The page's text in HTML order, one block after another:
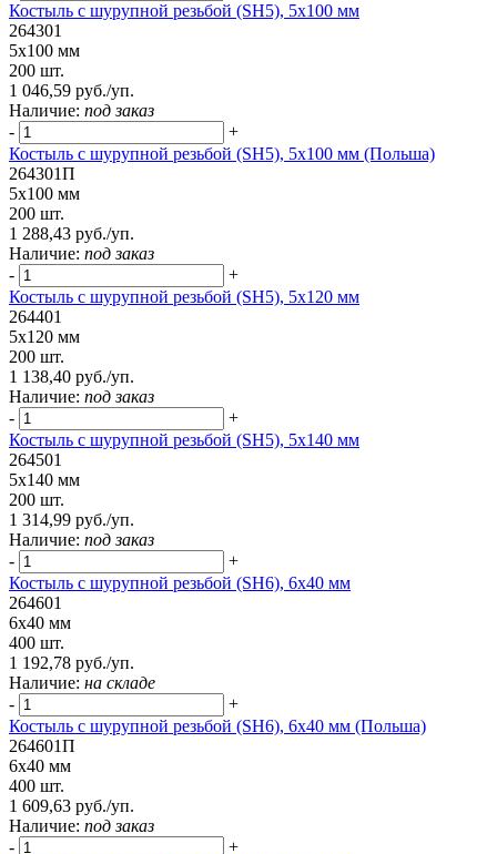
Костыль с шурупной резьбой (SH5), 5х100 мм
264301
5х100 мм
200 шт.
1 046,59 руб./уп.
Наличие: под заказ
-
+
Костыль с шурупной резьбой (SH5), 5х100 мм (Польша)
264301П
5х100 мм
200 шт.
1 288,43 руб./уп.
Наличие: под заказ
-
+
Костыль с шурупной резьбой (SH5), 5х120 мм
264401
5х120 мм
200 шт.
1 138,40 руб./уп.
Наличие: под заказ
-
+
Костыль с шурупной резьбой (SH5), 5х140 мм
264501
5х140 мм
200 шт.
1 314,99 руб./уп.
Наличие: под заказ
-
+
Костыль с шурупной резьбой (SH6), 6х40 мм
264601
6х40 мм
400 шт.
1 192,78 руб./уп.
Наличие: на складе
-
+
Костыль с шурупной резьбой (SH6), 6х40 мм (Польша)
264601П
6х40 мм
400 шт.
1 609,63 руб./уп.
Наличие: под заказ
-
+